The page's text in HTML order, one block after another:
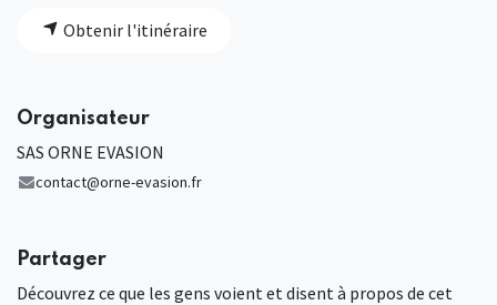
Obtenir l'itinéraire
Organisateur
SAS ORNE EVASION
contact@orne-evasion.fr
Partager
Découvrez ce que les gens voient et disent à propos de cet